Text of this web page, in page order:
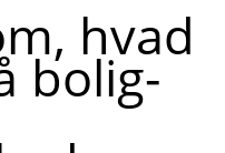
hvad
bolig-